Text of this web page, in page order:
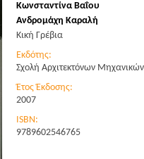
Κωνσταντίνα Βαΐου
Ανδρομάχη Καραλή
Κική Γρέβια
Εκδότης:
Σχολή Αρχιτεκτόνων
Έτος Έκδοσης:
2007
ISBN:
9789602546765